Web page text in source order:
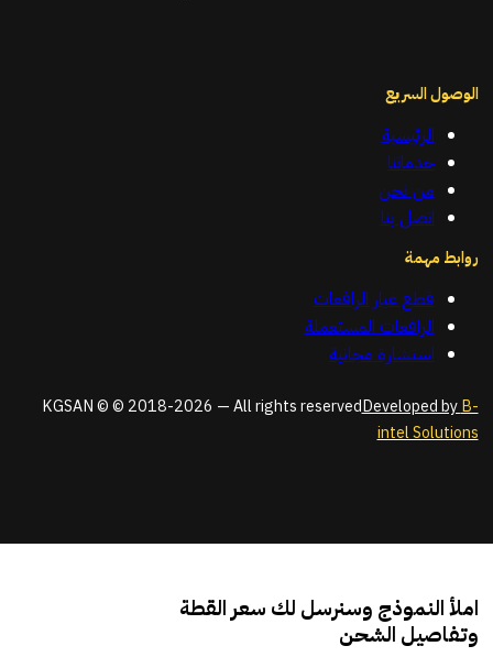
الوصول السريع
الرئيسية
خدماتنا
من نحن
اتصل بنا
روابط مهمة
قطع غيار الرافعات
الرافعات المستعملة
استشارة مجانية
KGSAN © © 2018-2026 — All rights reservedDeveloped byB-
intel Solutions
املأ النموذج وسنرسل لك سعر القطة
وتفاصيل الشحن